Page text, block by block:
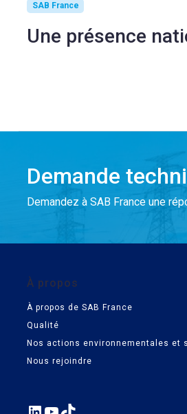
SAB France
Une présence
Demande
Demandez à SAB France une
À propos
À propos de SAB France
Qualité
Nos actions environnementales et
Nous rejoindre